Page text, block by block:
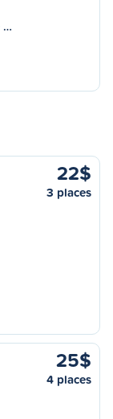
…
22$
3 places
25$
4 places